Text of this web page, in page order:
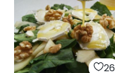
26